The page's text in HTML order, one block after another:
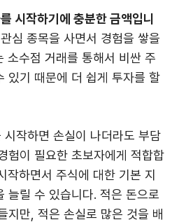
시작하기에 충분한 금액입니
심 종목을 사면서 경험을 쌓을
소수점 거래를 통해서 비싼 주
있기 때문에 더 쉽게 투자를 할
작하면 손실이 나더라도 부담
험이 필요한 초보자에게 적합합
작하면서 주식에 대한 기본 지
늘릴 수 있습니다. 적은 돈으로
지만, 적은 손실로 많은 것을 배